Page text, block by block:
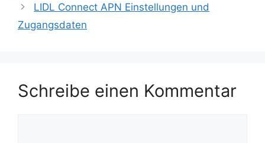
LIDL Connect APN Einstellungen und
Zugangsdaten
Schreibe einen Kommentar